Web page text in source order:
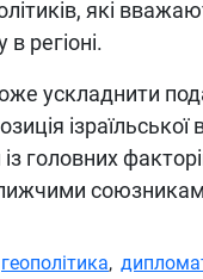
які
регіоні.
ускладнити
ізраїльської
головних
геополітика,